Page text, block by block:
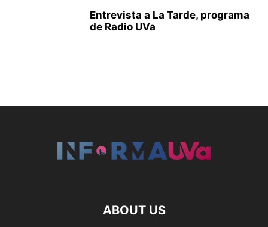
Entrevista a La Tarde, programa
de Radio UVa
ABOUT US